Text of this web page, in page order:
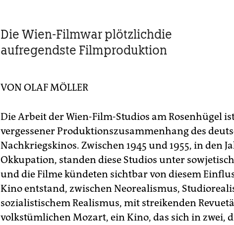
Die Wien-Filmwar plötzlichdie
aufregendste Filmproduktion
VON OLAF MÖLLER
Die Arbeit der Wien-Film-Studios am Rosenhügel
vergessener Produktionszusammenhang des
Nachkriegskinos. Zwischen 1945 und 1955, in den
Okkupation, standen diese Studios unter
und die Filme kündeten sichtbar von diesem
Kino entstand, zwischen Neorealismus,
sozialistischem Realismus, mit streikenden
volkstümlichen Mozart, ein Kino, das sich in zwei,